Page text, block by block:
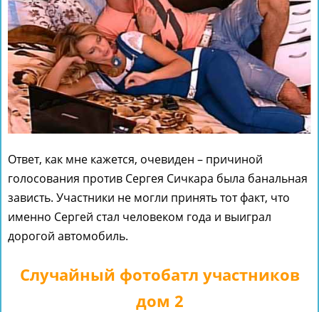
Ответ, как мне кажется, очевиден – причиной
голосования против Сергея Сичкара была банальная
зависть. Участники не могли принять тот факт, что
именно Сергей стал человеком года и выиграл
дорогой автомобиль.
Случайный фотобатл участников
дом 2